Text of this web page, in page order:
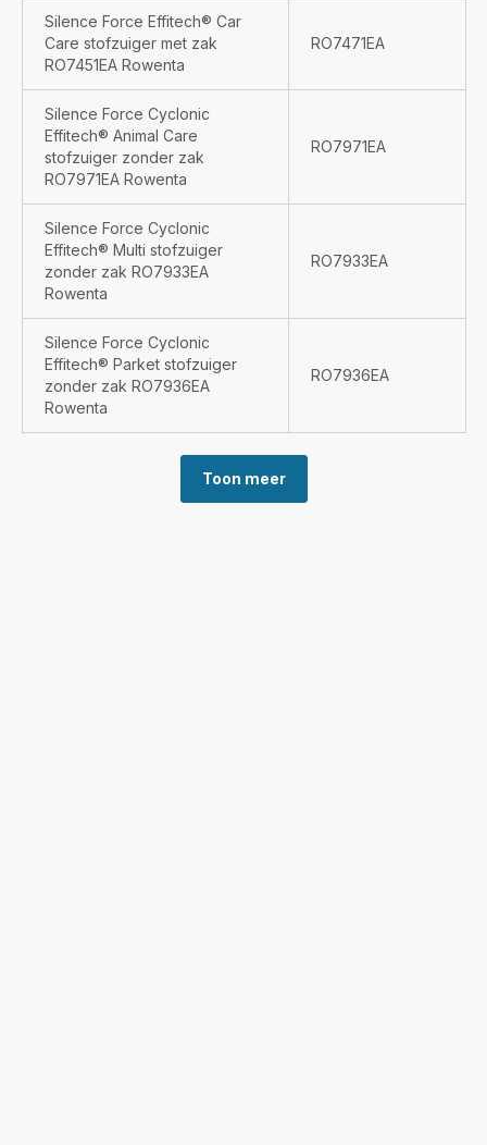
Silence Force Effitech® Car
Care stofzuiger met zak
RO7451EA Rowenta
RO7471EA
Silence Force Cyclonic
Effitech® Animal Care
stofzuiger zonder zak
RO7971EA Rowenta
RO7971EA
Silence Force Cyclonic
Effitech® Multi stofzuiger
zonder zak RO7933EA
Rowenta
RO7933EA
Silence Force Cyclonic
Effitech® Parket stofzuiger
zonder zak RO7936EA
Rowenta
RO7936EA
Toon meer